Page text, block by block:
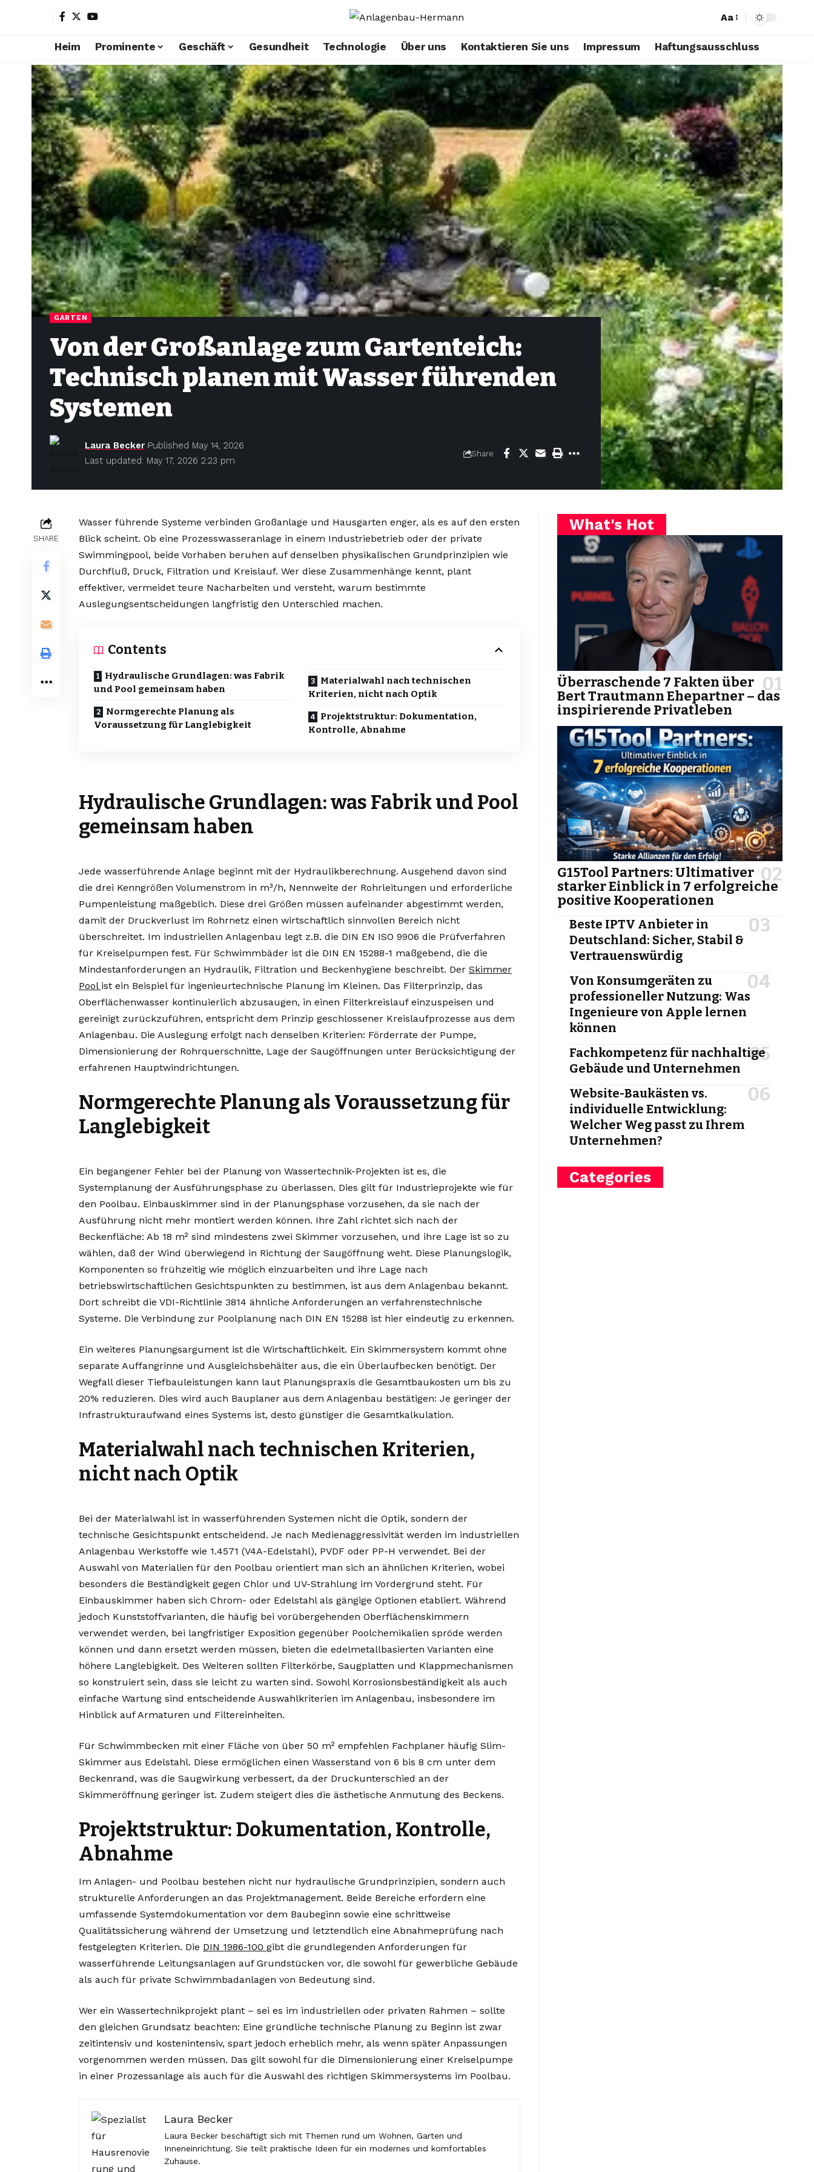
Aa
Heim Prominente Geschäft Gesundheit Technologie Über uns Kontaktieren Sie uns Impressum Haftungsausschluss
GARTEN
Von der Großanlage zum Gartenteich:
Technisch planen mit Wasser führenden
Systemen
Last updated: May 17, 2026 2:23 pm
Laura Becker Published May 14, 2026
Share
SHARE
Wasser führende Systeme verbinden Großanlage und Hausgarten enger, als es auf den ersten
Blick scheint. Ob eine Prozesswasseranlage in einem Industriebetrieb oder der private
Swimmingpool, beide Vorhaben beruhen auf denselben physikalischen Grundprinzipien wie
Durchfluß, Druck, Filtration und Kreislauf. Wer diese Zusammenhänge kennt, plant
effektiver, vermeidet teure Nacharbeiten und versteht, warum bestimmte
Auslegungsentscheidungen langfristig den Unterschied machen.
Contents
Hydraulische Grundlagen: was Fabrik
und Pool gemeinsam haben
Normgerechte Planung als
Voraussetzung für Langlebigkeit
Materialwahl nach technischen
Kriterien, nicht nach Optik
Projektstruktur: Dokumentation,
Kontrolle, Abnahme
Hydraulische Grundlagen: was Fabrik und Pool
gemeinsam haben
Jede wasserführende Anlage beginnt mit der Hydraulikberechnung. Ausgehend davon sind
die drei Kenngrößen Volumenstrom in m³/h, Nennweite der Rohrleitungen und erforderliche
Pumpenleistung maßgeblich. Diese drei Größen müssen aufeinander abgestimmt werden,
damit der Druckverlust im Rohrnetz einen wirtschaftlich sinnvollen Bereich nicht
überschreitet. Im industriellen Anlagenbau legt z.B. die DIN EN ISO 9906 die Prüfverfahren
für Kreiselpumpen fest. Für Schwimmbäder ist die DIN EN 15288-1 maßgebend, die die
Mindestanforderungen an Hydraulik, Filtration und Beckenhygiene beschreibt. Der Skimmer
Pool ist ein Beispiel für ingenieurtechnische Planung im Kleinen. Das Filterprinzip, das
Oberflächenwasser kontinuierlich abzusaugen, in einen Filterkreislauf einzuspeisen und
gereinigt zurückzuführen, entspricht dem Prinzip geschlossener Kreislaufprozesse aus dem
Anlagenbau. Die Auslegung erfolgt nach denselben Kriterien: Förderrate der Pumpe,
Dimensionierung der Rohrquerschnitte, Lage der Saugöffnungen unter Berücksichtigung der
erfahrenen Hauptwindrichtungen.
Normgerechte Planung als Voraussetzung für
Langlebigkeit
Ein begangener Fehler bei der Planung von Wassertechnik-Projekten ist es, die
Systemplanung der Ausführungsphase zu überlassen. Dies gilt für Industrieprojekte wie für
den Poolbau. Einbauskimmer sind in der Planungsphase vorzusehen, da sie nach der
Ausführung nicht mehr montiert werden können. Ihre Zahl richtet sich nach der
Beckenfläche: Ab 18 m² sind mindestens zwei Skimmer vorzusehen, und ihre Lage ist so zu
wählen, daß der Wind überwiegend in Richtung der Saugöffnung weht. Diese Planungslogik,
Komponenten so frühzeitig wie möglich einzuarbeiten und ihre Lage nach
betriebswirtschaftlichen Gesichtspunkten zu bestimmen, ist aus dem Anlagenbau bekannt.
Dort schreibt die VDI-Richtlinie 3814 ähnliche Anforderungen an verfahrenstechnische
Systeme. Die Verbindung zur Poolplanung nach DIN EN 15288 ist hier eindeutig zu erkennen.
Ein weiteres Planungsargument ist die Wirtschaftlichkeit. Ein Skimmersystem kommt ohne
separate Auffangrinne und Ausgleichsbehälter aus, die ein Überlaufbecken benötigt. Der
Wegfall dieser Tiefbauleistungen kann laut Planungspraxis die Gesamtbaukosten um bis zu
20% reduzieren. Dies wird auch Bauplaner aus dem Anlagenbau bestätigen: Je geringer der
Infrastrukturaufwand eines Systems ist, desto günstiger die Gesamtkalkulation.
Materialwahl nach technischen Kriterien,
nicht nach Optik
Bei der Materialwahl ist in wasserführenden Systemen nicht die Optik, sondern der
technische Gesichtspunkt entscheidend. Je nach Medienaggressivität werden im industriellen
Anlagenbau Werkstoffe wie 1.4571 (V4A-Edelstahl), PVDF oder PP-H verwendet. Bei der
Auswahl von Materialien für den Poolbau orientiert man sich an ähnlichen Kriterien, wobei
besonders die Beständigkeit gegen Chlor und UV-Strahlung im Vordergrund steht. Für
Einbauskimmer haben sich Chrom- oder Edelstahl als gängige Optionen etabliert. Während
jedoch Kunststoffvarianten, die häufig bei vorübergehenden Oberflächenskimmern
verwendet werden, bei langfristiger Exposition gegenüber Poolchemikalien spröde werden
können und dann ersetzt werden müssen, bieten die edelmetallbasierten Varianten eine
höhere Langlebigkeit. Des Weiteren sollten Filterkörbe, Saugplatten und Klappmechanismen
so konstruiert sein, dass sie leicht zu warten sind. Sowohl Korrosionsbeständigkeit als auch
einfache Wartung sind entscheidende Auswahlkriterien im Anlagenbau, insbesondere im
Hinblick auf Armaturen und Filtereinheiten.
Für Schwimmbecken mit einer Fläche von über 50 m² empfehlen Fachplaner häufig Slim-
Skimmer aus Edelstahl. Diese ermöglichen einen Wasserstand von 6 bis 8 cm unter dem
Beckenrand, was die Saugwirkung verbessert, da der Druckunterschied an der
Skimmeröffnung geringer ist. Zudem steigert dies die ästhetische Anmutung des Beckens.
Projektstruktur: Dokumentation, Kontrolle,
Abnahme
Im Anlagen- und Poolbau bestehen nicht nur hydraulische Grundprinzipien, sondern auch
strukturelle Anforderungen an das Projektmanagement. Beide Bereiche erfordern eine
umfassende Systemdokumentation vor dem Baubeginn sowie eine schrittweise
Qualitätssicherung während der Umsetzung und letztendlich eine Abnahmeprüfung nach
festgelegten Kriterien. Die DIN 1986-100 gibt die grundlegenden Anforderungen für
wasserführende Leitungsanlagen auf Grundstücken vor, die sowohl für gewerbliche Gebäude
als auch für private Schwimmbadanlagen von Bedeutung sind.
Wer ein Wassertechnikprojekt plant – sei es im industriellen oder privaten Rahmen – sollte
den gleichen Grundsatz beachten: Eine gründliche technische Planung zu Beginn ist zwar
zeitintensiv und kostenintensiv, spart jedoch erheblich mehr, als wenn später Anpassungen
vorgenommen werden müssen. Das gilt sowohl für die Dimensionierung einer Kreiselpumpe
in einer Prozessanlage als auch für die Auswahl des richtigen Skimmersystems im Poolbau.
Laura Becker
Laura Becker beschäftigt sich mit Themen rund um Wohnen, Garten und
Inneneinrichtung. Sie teilt praktische Ideen für ein modernes und komfortables
Zuhause.
What's Hot
Überraschende 7 Fakten über
Bert Trautmann Ehepartner – das
inspirierende Privatleben
G15Tool Partners: Ultimativer
starker Einblick in 7 erfolgreiche
positive Kooperationen
Beste IPTV Anbieter in
Deutschland: Sicher, Stabil &
Vertrauenswürdig
Von Konsumgeräten zu
professioneller Nutzung: Was
Ingenieure von Apple lernen
können
Fachkompetenz für nachhaltige
Gebäude und Unternehmen
Website-Baukästen vs.
individuelle Entwicklung:
Welcher Weg passt zu Ihrem
Unternehmen?
Categories